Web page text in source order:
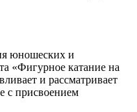
юношеских и
«Фигурное катание на
и рассматривает
с присвоением